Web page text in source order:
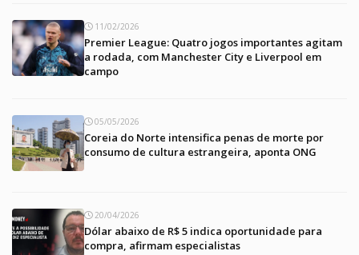
11/02/2026
Premier League: Quatro jogos importantes agitam
a rodada, com Manchester City e Liverpool em
campo
05/05/2026
Coreia do Norte intensifica penas de morte por
consumo de cultura estrangeira, aponta ONG
20/04/2026
Dólar abaixo de R$ 5 indica oportunidade para
compra, afirmam especialistas